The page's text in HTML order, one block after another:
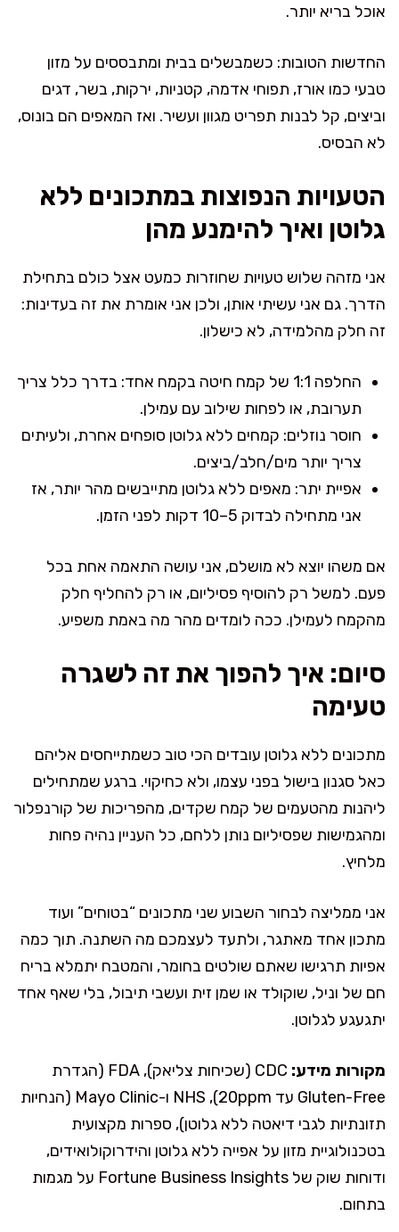
אוכל בריא יותר.
החדשות הטובות: כשמבשלים בבית ומתבססים על מזון
טבעי כמו אורז, תפוחי אדמה, קטניות, ירקות, בשר, דגים
וביצים, קל לבנות תפריט מגוון ועשיר. ואז המאפים הם בונוס,
לא הבסיס.
הטעויות הנפוצות במתכונים ללא
גלוטן ואיך להימנע מהן
אני מזהה שלוש טעויות שחוזרות כמעט אצל כולם בתחילת
הדרך. גם אני עשיתי אותן, ולכן אני אומרת את זה בעדינות:
זה חלק מהלמידה, לא כישלון.
החלפה 1:1 של קמח חיטה בקמח אחד: בדרך כלל צריך
תערובת, או לפחות שילוב עם עמילן.
חוסר נוזלים: קמחים ללא גלוטן סופחים אחרת, ולעיתים
צריך יותר מים/חלב/ביצים.
אפיית יתר: מאפים ללא גלוטן מתייבשים מהר יותר, אז
אני מתחילה לבדוק 5–10 דקות לפני הזמן.
אם משהו יוצא לא מושלם, אני עושה התאמה אחת בכל
פעם. למשל רק להוסיף פסיליום, או רק להחליף חלק
מהקמח לעמילן. ככה לומדים מהר מה באמת משפיע.
סיום: איך להפוך את זה לשגרה
טעימה
מתכונים ללא גלוטן עובדים הכי טוב כשמתייחסים אליהם
כאל סגנון בישול בפני עצמו, ולא כחיקוי. ברגע שמתחילים
ליהנות מהטעמים של קמח שקדים, מהפריכות של קורנפלור
ומהגמישות שפסיליום נותן ללחם, כל העניין נהיה פחות
מלחיץ.
אני ממליצה לבחור השבוע שני מתכונים “בטוחים” ועוד
מתכון אחד מאתגר, ולתעד לעצמכם מה השתנה. תוך כמה
אפיות תרגישו שאתם שולטים בחומר, והמטבח יתמלא בריח
חם של וניל, שוקולד או שמן זית ועשבי תיבול, בלי שאף אחד
יתגעגע לגלוטן.
מקורות מידע:
CDC (שכיחות צליאק), FDA (הגדרת
Gluten-Free עד 20ppm), NHS ו-Mayo Clinic (הנחיות
תזונתיות לגבי דיאטה ללא גלוטן), ספרות מקצועית
בטכנולוגיית מזון על אפייה ללא גלוטן והידרוקולואידים,
ודוחות שוק של Fortune Business Insights על מגמות
בתחום.